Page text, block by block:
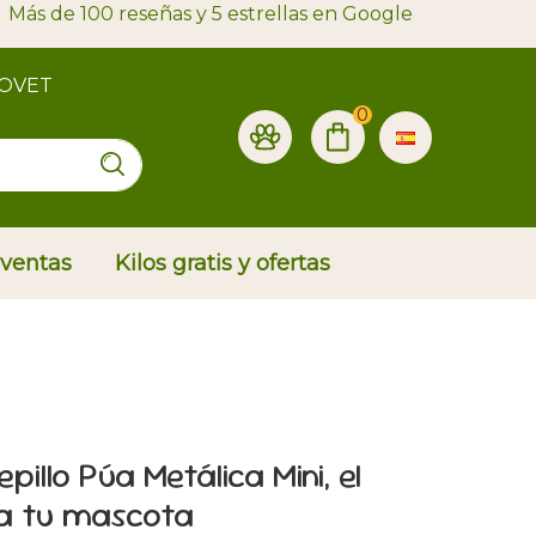
Más de 100 reseñas y 5 estrellas en Google
0
Kilos gratis y ofertas
Púa Metálica Mini, el
tu mascota